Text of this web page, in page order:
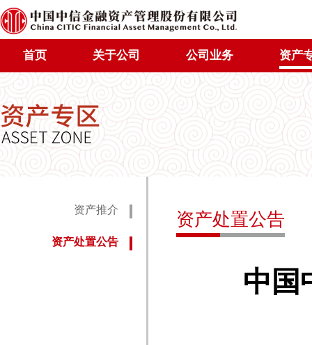
首页 关于公司 公司业务 资产
资产推介
资产处置公告
资产处置公告
中国